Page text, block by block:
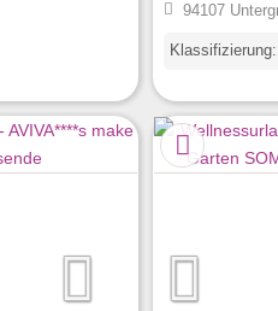
94107
Klassifizierung: